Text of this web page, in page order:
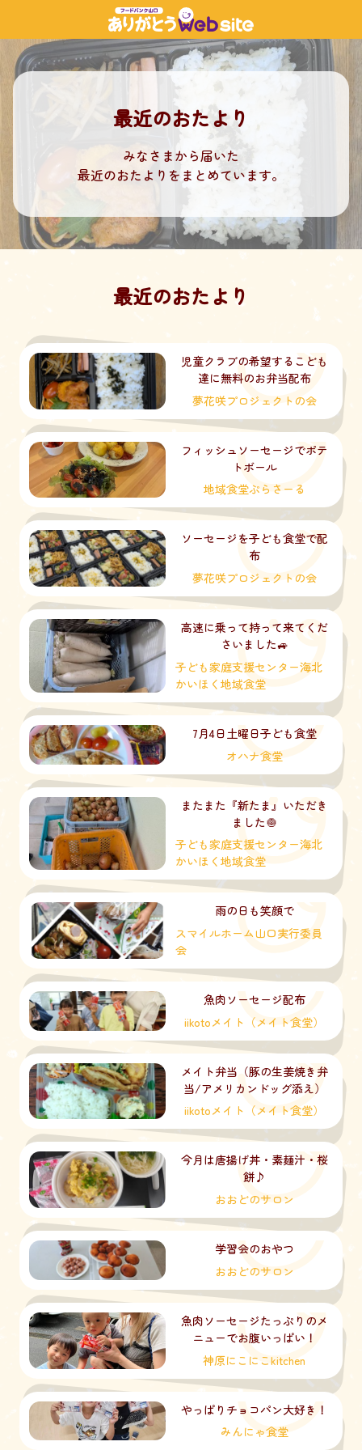
最近のおたより
みなさまから届いた
最近のおたよりをまとめています。
最近のおたより
児童クラブの希望するこども
達に無料のお弁当配布
夢花咲プロジェクトの会
フィッシュソーセージでポテ
トボール
地域食堂ぷらさーる
ソーセージを子ども食堂で配
布
夢花咲プロジェクトの会
高速に乗って持って来てくだ
さいました🚙
子ども家庭支援センター海北
かいほく地域食堂
7月4日土曜日子ども食堂
オハナ食堂
またまた『新たま』いただき
ました🧅
子ども家庭支援センター海北
かいほく地域食堂
雨の日も笑顔で
スマイルホーム山口実行委員
会
魚肉ソーセージ配布
iikotoメイト（メイト食堂）
メイト弁当（豚の生姜焼き弁
当/アメリカンドッグ添え）
iikotoメイト（メイト食堂）
今月は唐揚げ丼・素麺汁・桜
餅♪
おおどのサロン
学習会のおやつ
おおどのサロン
魚肉ソーセージたっぷりのメ
ニューでお腹いっぱい！
神原にこにこkitchen
やっぱりチョコパン大好き！
みんにゃ食堂